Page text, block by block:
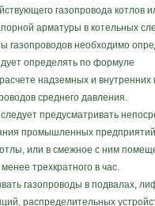
газопровода котлов
арматуры в котельных
необходимо
определять по формуле
надземных и внутренних
среднего давления.
предусматривать
промышленных предприятий
или в смежное с ним
трехкратного в час.
газопроводы в подвалах,
распределительных